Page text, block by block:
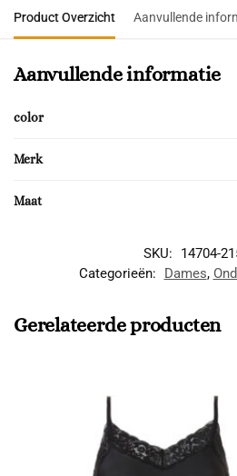
Product Overzicht Aanvullende
Aanvullende informatie
color
Merk
Maat
SKU:
14704-
Categorieën:
Dames,
Gerelateerde producten